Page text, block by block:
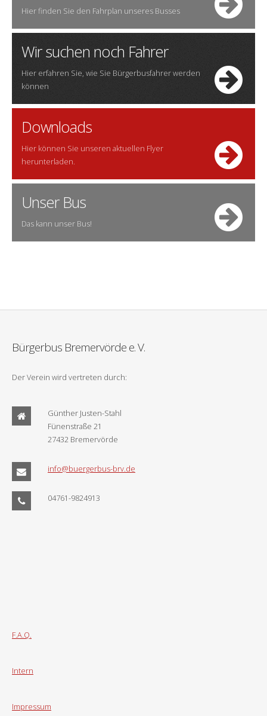
Hier finden Sie den Fahrplan unseres Busses
Wir suchen noch Fahrer
Hier erfahren Sie, wie Sie Bürgerbusfahrer werden
können
Downloads
Hier können Sie unseren aktuellen Flyer
herunterladen.
Unser Bus
Das kann unser Bus!
Bürgerbus Bremervörde e. V.
Der Verein wird vertreten durch:
Günther Justen-Stahl
Fünenstraße 21
27432 Bremervörde
info@buergerbus-brv.de
04761-9824913
F.A.Q.
Intern
Impressum